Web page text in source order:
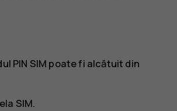
PIN SIM poate fi alcătuit din
SIM.